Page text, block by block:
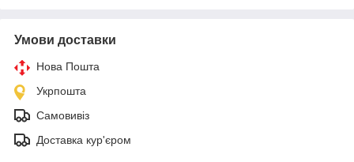
Умови доставки
Нова Пошта
Укрпошта
Самовивіз
Доставка кур'єром